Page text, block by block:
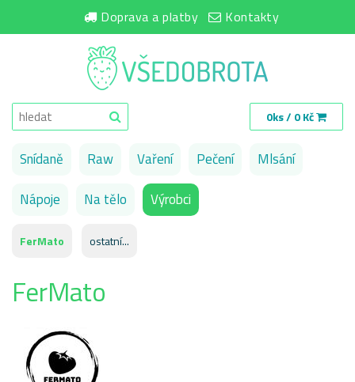
Doprava a platby Kontakty
0ks / 0 Kč
Snídaně Raw Vaření Pečení
Mlsání
Nápoje
Na tělo Výrobci
FerMato ostatní...
FerMato